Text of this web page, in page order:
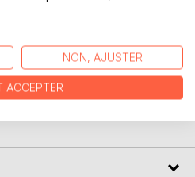
un petit garçon part à la
culinaires. D'aventures en
voyage. Il appréhende
langues en s'élançant dans un
NON, AJUSTER
ACCEPTER